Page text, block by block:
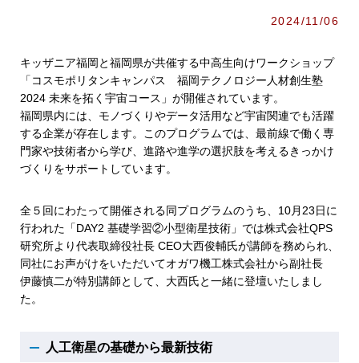
2024/11/06
キッザニア福岡と福岡県が共催する中高生向けワークショップ
「コスモポリタンキャンパス 福岡テクノロジー人材創生塾
2024 未来を拓く宇宙コース」が開催されています。
福岡県内には、モノづくりやデータ活用など宇宙関連でも活躍
する企業が存在します。このプログラムでは、最前線で働く専
門家や技術者から学び、進路や進学の選択肢を考えるきっかけ
づくりをサポートしています。
全５回にわたって開催される同プログラムのうち、10月23日に
行われた「DAY2 基礎学習②小型衛星技術」では株式会社QPS
研究所より代表取締役社長 CEO大西俊輔氏が講師を務められ、
同社にお声がけをいただいてオガワ機工株式会社から副社長
伊藤慎二が特別講師として、大西氏と一緒に登壇いたしまし
た。
人工衛星の基礎から最新技術